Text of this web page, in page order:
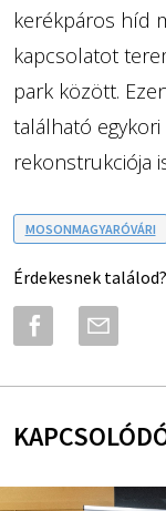
kerékpáros híd
kapcsolatot
park között.
található
rekonstrukciója
MOSONMAGYARÓVÁRI
Érdekesnek találod?